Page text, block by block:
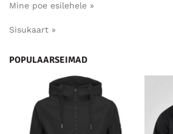
Mine poe esilehele »
Sisukaart »
POPULAARSEIMAD